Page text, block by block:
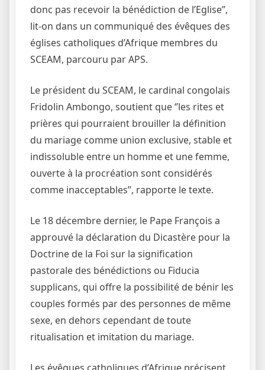
donc pas recevoir la bénédiction de l’Eglise’’,
lit-on dans un communiqué des évêques des
églises catholiques d’Afrique membres du
SCEAM, parcouru par APS.
Le président du SCEAM, le cardinal congolais
Fridolin Ambongo, soutient que ‘’les rites et
prières qui pourraient brouiller la définition
du mariage comme union exclusive, stable et
indissoluble entre un homme et une femme,
ouverte à la procréation sont considérés
comme inacceptables’’, rapporte le texte.
Le 18 décembre dernier, le Pape François a
approuvé la déclaration du Dicastère pour la
Doctrine de la Foi sur la signification
pastorale des bénédictions ou Fiducia
supplicans, qui offre la possibilité de bénir les
couples formés par des personnes de même
sexe, en dehors cependant de toute
ritualisation et imitation du mariage.